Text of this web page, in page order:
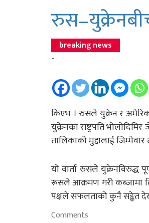
breaking news
-
किएभ । रुसले युक्रेन र
युक्रेनका राष्ट्रपति
तालिकाको मुद्दालाई
यो वार्ता रुसले युक्रेनविरुद्ध
रूसले आक्रमण गरी कब्जामा
पक्षले सफलताको कुनै सङ्केत
Comments